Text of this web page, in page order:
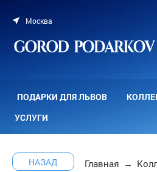
Москва
ПОДАРКИ ДЛЯ ЛЬВОВ
УСЛУГИ
НАЗАД Главная →